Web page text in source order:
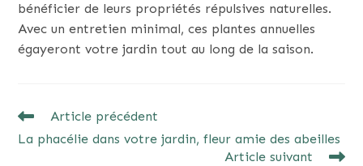
bénéficier de leurs propriétés répulsives naturelles.
Avec un entretien minimal, ces plantes annuelles
égayeront votre jardin tout au long de la saison.
READ
ARTICLES
Article précédent
La phacélie dans votre jardin, fleur amie des abeilles
Article suivant